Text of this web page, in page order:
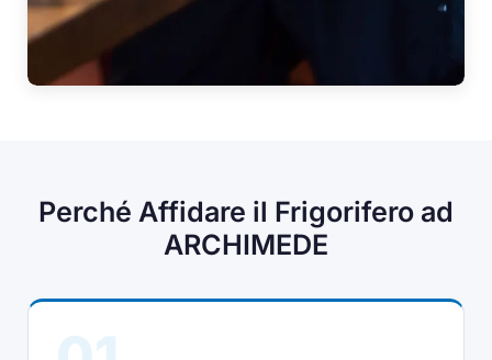
Perché Affidare il Frigorifero ad
ARCHIMEDE